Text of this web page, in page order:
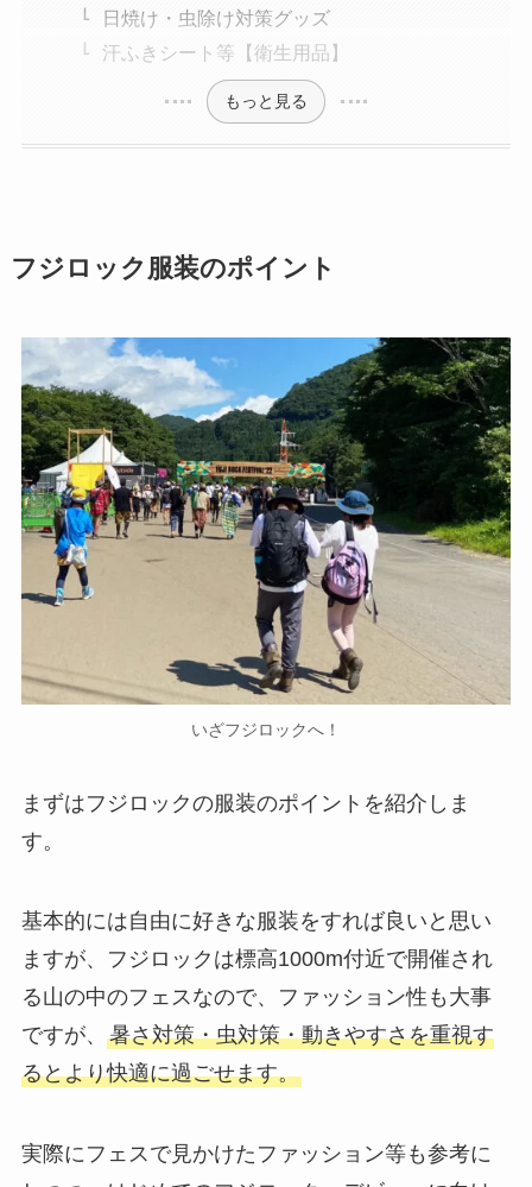
日焼け・虫除け対策グッズ
汗ふきシート等【衛生用品】
もっと見る
フジロック服装のポイント
いざフジロックへ！
まずはフジロックの服装のポイントを紹介しま
す。
基本的には自由に好きな服装をすれば良いと思い
ますが、フジロックは標高1000m付近で開催され
る山の中のフェスなので、ファッション性も大事
ですが、 暑さ対策・虫対策・動きやすさを重視す
るとより快適に過ごせます。
実際にフェスで見かけたファッション等も参考に